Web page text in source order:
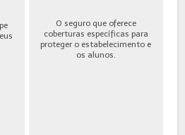
O seguro que oferece
coberturas específicas para
proteger o estabelecimento e
os alunos.